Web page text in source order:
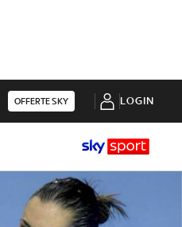
OFFERTE SKY LOGIN